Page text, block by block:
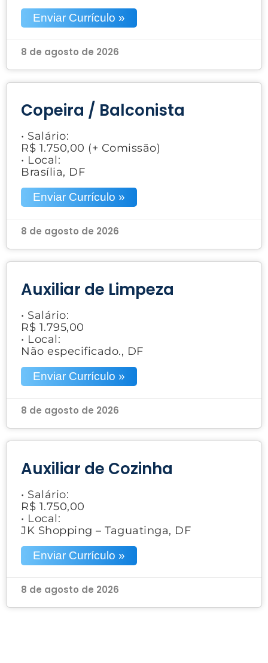
Enviar Currículo »
8 de agosto de 2026
Copeira / Balconista
• Salário:
R$ 1.750,00 (+ Comissão)
• Local:
Brasília, DF
Enviar Currículo »
8 de agosto de 2026
Auxiliar de Limpeza
• Salário:
R$ 1.795,00
• Local:
Não especificado., DF
Enviar Currículo »
8 de agosto de 2026
Auxiliar de Cozinha
• Salário:
R$ 1.750,00
• Local:
JK Shopping – Taguatinga, DF
Enviar Currículo »
8 de agosto de 2026